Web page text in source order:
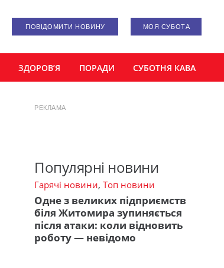
ПОВІДОМИТИ НОВИНУ МОЯ СУБОТА
ЗДОРОВ’Я ПОРАДИ СУБОТНЯ КАВА
РЕКЛАМА
Популярні новини
Гарячі новини, Топ новини
Одне з великих підприємств
біля Житомира зупиняється
після атаки: коли відновить
роботу — невідомо